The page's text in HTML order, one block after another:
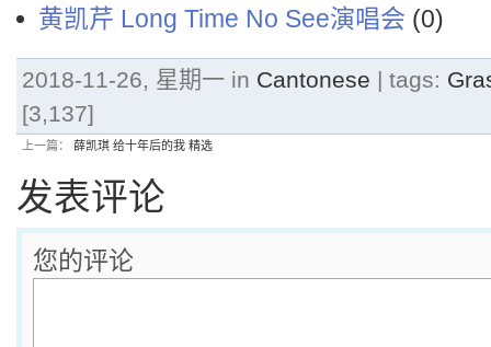
黄凯芹 Long Time No See演唱会 (0)
2018-11-26, 星期一 in Cantonese | tags:
[3,137]
上一篇： 薛凯琪 给十年后的我 精选
发表评论
您的评论